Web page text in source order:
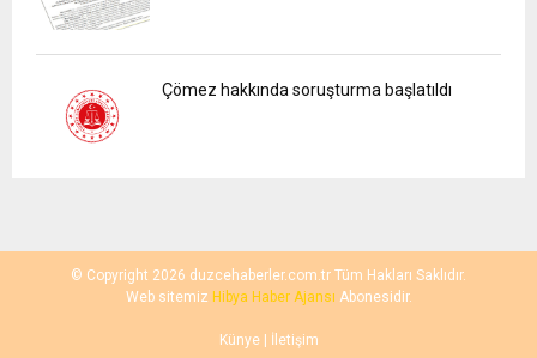
Çömez hakkında soruşturma başlatıldı
© Copyright 2026 duzcehaberler.com.tr Tüm Hakları Saklıdır.
Web sitemiz Hibya Haber Ajansı Abonesidir.
Künye| İletişim